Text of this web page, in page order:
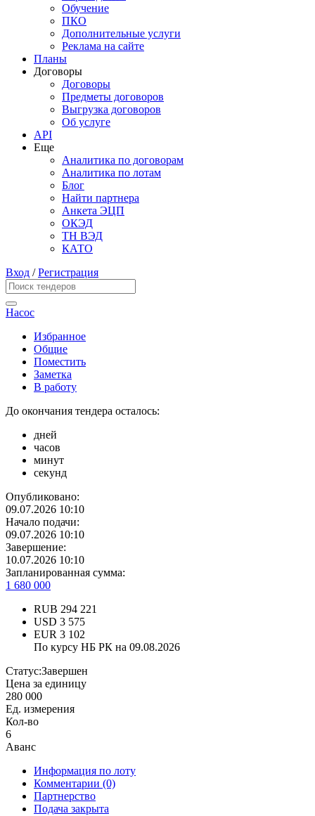
Обучение
ПКО
Дополнительные услуги
Реклама на сайте
Планы
Договоры
Договоры
Предметы договоров
Выгрузка договоров
Об услуге
API
Еще
Аналитика по договорам
Аналитика по лотам
Блог
Найти партнера
Анкета ЭЦП
ОКЭД
ТН ВЭД
КАТО
Вход /Регистрация
Насос
Избранное
Общие
Поместить
Заметка
В работу
До окончания тендера осталось:
дней
часов
минут
секунд
Опубликовано:
09.07.2026 10:10
Начало подачи:
09.07.2026 10:10
Завершение:
10.07.2026 10:10
Запланированная сумма:
1 680 000
RUB 294 221
USD 3 575
EUR 3 102
По курсу НБ РК на 09.08.2026
Статус:Завершен
Цена за единицу
280 000
Ед. измерения
Кол-во
6
Аванс
Информация по лоту
Комментарии (0)
Партнерство
Подача закрыта